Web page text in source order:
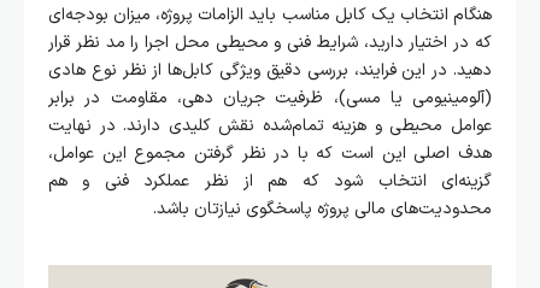
هنگام انتخاب یک کابل مناسب باید الزامات پروژه، میزان بودجه‌ای
که در اختیار دارید، شرایط فنی و محیطی محل اجرا را مد نظر قرار
دهید. در این فرایند، بررسی دقیق ویژگی‌ کابل‌ها از نظر نوع هادی
(آلومینیومی یا مسی)، ظرفیت جریان دهی، مقاومت در برابر
عوامل محیطی و هزینه تمام‌شده نقش کلیدی دارند. در نهایت
هدف اصلی این است که با در نظر گرفتن مجموع این عوامل،
گزینه‌ای انتخاب شود که هم از نظر عملکرد فنی و هم
محدودیت‌های مالی پروژه پاسخگوی نیازتان باشد.